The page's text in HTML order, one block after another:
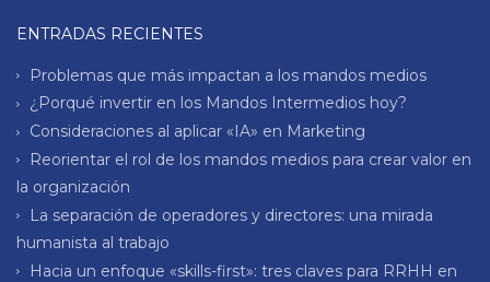
ENTRADAS RECIENTES
Problemas que más impactan a los mandos medios
¿Porqué invertir en los Mandos Intermedios hoy?
Consideraciones al aplicar «IA» en Marketing
Reorientar el rol de los mandos medios para crear valor en
la organización
La separación de operadores y directores: una mirada
humanista al trabajo
Hacia un enfoque «skills-first»: tres claves para RRHH en